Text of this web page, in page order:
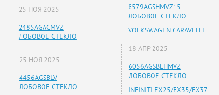
25 НОЯ 2025
2485AGACMVZ
ЛОБОВОЕ СТЕКЛО
25 НОЯ 2025
4456AGSBLV
ЛОБОВОЕ СТЕКЛО
8579AGSHMVZ15
ЛОБОВОЕ СТЕКЛО
VOLKSWAGEN CARAVELLE
18 АПР 2025
6056AGSBLHMVZ
ЛОБОВОЕ СТЕКЛО
INFINITI EX25/EX35/EX37